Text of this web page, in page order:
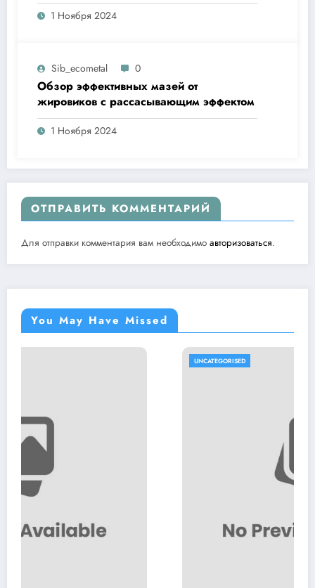
1 Ноября 2024
Sib_ecometal 0
Обзор эффективных мазей от
жировиков с рассасывающим эффектом
1 Ноября 2024
ОТПРАВИТЬ КОММЕНТАРИЙ
Для отправки комментария вам необходимо авторизоваться.
You May Have Missed